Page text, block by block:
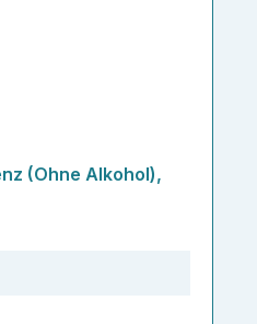
(Ohne Alkohol),